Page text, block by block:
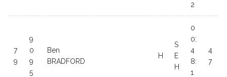
2
7
9
9
0
9
5
Ben
BRADFORD
H
S
E
H
0
0:
4
8:
1
4
7